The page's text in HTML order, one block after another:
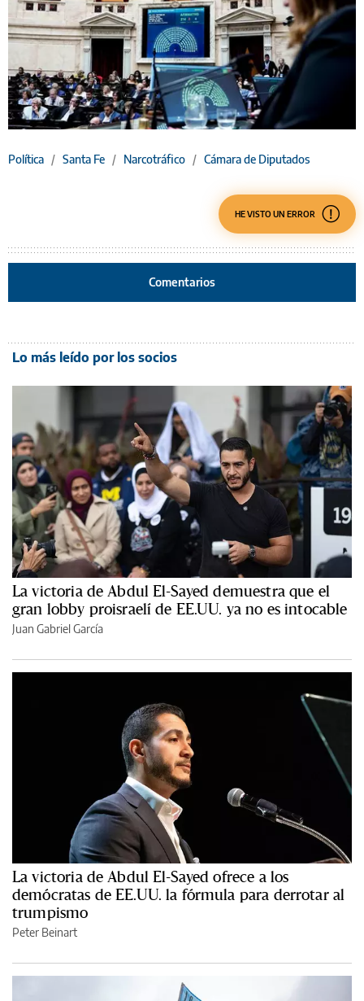
Política / Santa Fe / Narcotráfico / Cámara de Diputados
HE VISTO UN ERROR
Comentarios
Lo más leído por los socios
La victoria de Abdul El-Sayed demuestra que el
gran lobby proisraelí de EE.UU. ya no es intocable
Juan Gabriel García
La victoria de Abdul El-Sayed ofrece a los
demócratas de EE.UU. la fórmula para derrotar al
trumpismo
Peter Beinart